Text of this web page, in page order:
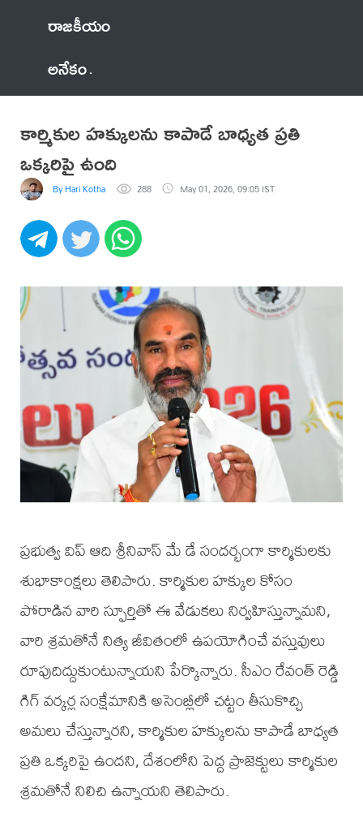
రాజకీయం
అనేకం
కార్మికుల హక్కులను కాపాడే బాధ్యత ప్రతి
ఒక్కరిపై ఉంది
By Hari Kotha 288 May 01, 2026, 09:05 IST
ప్రభుత్వ విప్ ఆది శ్రీనివాస్ మే డే సందర్భంగా కార్మికులకు
శుభాకాంక్షలు తెలిపారు. కార్మికుల హక్కుల కోసం
పోరాడిన వారి స్ఫూర్తితో ఈ వేడుకలు నిర్వహిస్తున్నామని,
వారి శ్రమతోనే నిత్య జీవితంలో ఉపయోగించే వస్తువులు
రూపుదిద్దుకుంటున్నాయని పేర్కొన్నారు. సీఎం రేవంత్ రెడ్డి
గిగ్ వర్కర్ల సంక్షేమానికి అసెంబ్లీలో చట్టం తీసుకొచ్చి
అమలు చేస్తున్నారని, కార్మికుల హక్కులను కాపాడే బాధ్యత
ప్రతి ఒక్కరిపై ఉందని, దేశంలోని పెద్ద ప్రాజెక్టులు కార్మికుల
శ్రమతోనే నిలిచి ఉన్నాయని తెలిపారు.